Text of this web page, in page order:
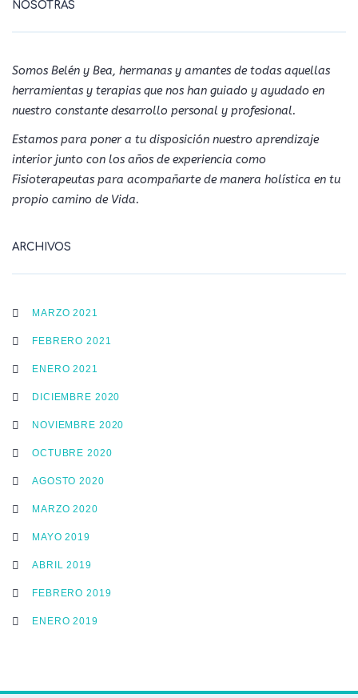
NOSOTRAS
Somos Belén y Bea, hermanas y amantes de todas aquellas
herramientas y terapias que nos han guiado y ayudado en
nuestro constante desarrollo personal y profesional.
Estamos para poner a tu disposición nuestro aprendizaje
interior junto con los años de experiencia como
Fisioterapeutas para acompañarte de manera holística en tu
propio camino de Vida.
ARCHIVOS
MARZO 2021
FEBRERO 2021
ENERO 2021
DICIEMBRE 2020
NOVIEMBRE 2020
OCTUBRE 2020
AGOSTO 2020
MARZO 2020
MAYO 2019
ABRIL 2019
FEBRERO 2019
ENERO 2019